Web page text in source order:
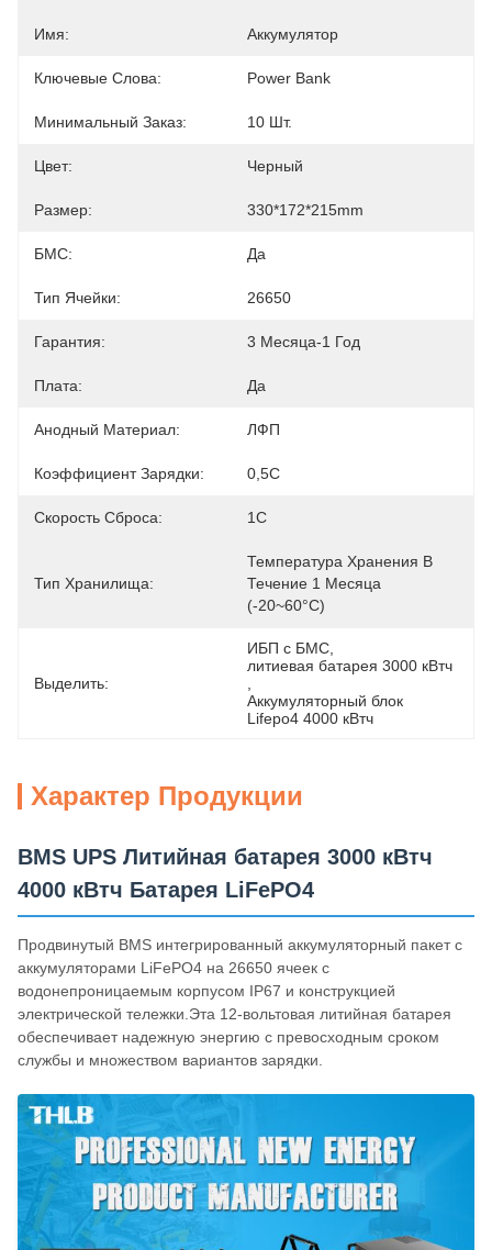
Имя: Аккумулятор
Ключевые Слова: Power Bank
Минимальный Заказ: 10 Шт.
Цвет: Черный
Размер: 330*172*215mm
БМС: Да
Тип Ячейки: 26650
Гарантия: 3 Месяца-1 Год
Плата: Да
Анодный Материал: ЛФП
Коэффициент Зарядки: 0,5С
Скорость Сброса: 1С
Тип Хранилища:
Температура Хранения В
Течение 1 Месяца
(-20~60°C)
Выделить:
ИБП с БМС
литиевая батарея 3000 кВтч
Аккумуляторный блок
Lifepo4 4000 кВтч
Характер Продукции
BMS UPS Литийная батарея 3000 кВтч
4000 кВтч Батарея LiFePO4
Продвинутый BMS интегрированный аккумуляторный пакет с
аккумуляторами LiFePO4 на 26650 ячеек с
водонепроницаемым корпусом IP67 и конструкцией
электрической тележки.Эта 12-вольтовая литийная батарея
обеспечивает надежную энергию с превосходным сроком
службы и множеством вариантов зарядки.